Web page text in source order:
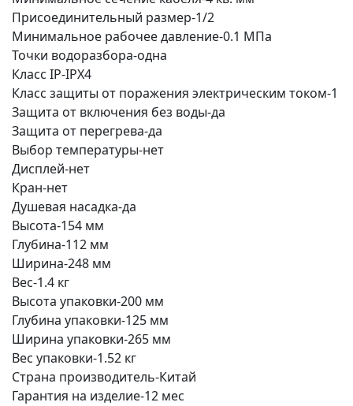
Присоединительный размер-1/2
Минимальное рабочее давление-0.1 МПа
Точки водоразбора-одна
Класс IP-IPX4
Класс защиты от поражения электрическим током-1
Защита от включения без воды-да
Защита от перегрева-да
Выбор температуры-нет
Дисплей-нет
Кран-нет
Душевая насадка-да
Высота-154 мм
Глубина-112 мм
Ширина-248 мм
Вес-1.4 кг
Высота упаковки-200 мм
Глубина упаковки-125 мм
Ширина упаковки-265 мм
Вес упаковки-1.52 кг
Страна производитель-Китай
Гарантия на изделие-12 мес